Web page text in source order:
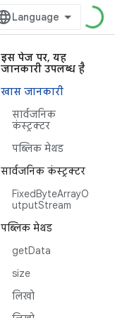
इस पेज पर, यह
जानकारी उपलब्ध है
खास जानकारी
सार्वजनिक
कंस्ट्रक्टर
पब्लिक मेथड
सार्वजनिक कंस्ट्रक्टर
FixedByteArrayO
utputStream
पब्लिक मेथड
getData
size
लिखो